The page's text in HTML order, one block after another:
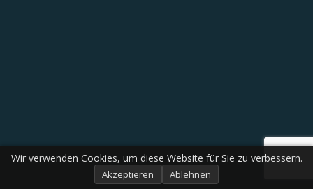
Wir verwenden Cookies, um diese Website für Sie zu verbessern.
Akzeptieren Ablehnen